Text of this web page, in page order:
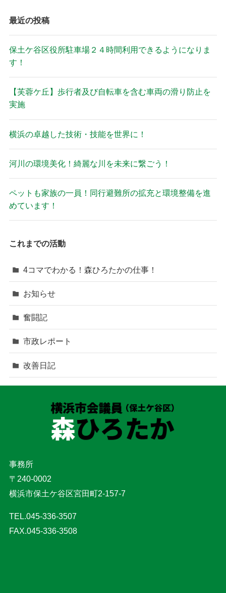
最近の投稿
保土ケ谷区役所駐車場２４時間利用できるようになりま
す！
【芙蓉ケ丘】歩行者及び自転車を含む車両の滑り防止を
実施
横浜の卓越した技術・技能を世界に！
河川の環境美化！綺麗な川を未来に繋ごう！
ペットも家族の一員！同行避難所の拡充と環境整備を進
めています！
これまでの活動
4コマでわかる！森ひろたかの仕事！
お知らせ
奮闘記
市政レポート
改善日記
事務所
〒240-0002
横浜市保土ケ谷区宮田町2-157-7
TEL.045-336-3507
FAX.045-336-3508